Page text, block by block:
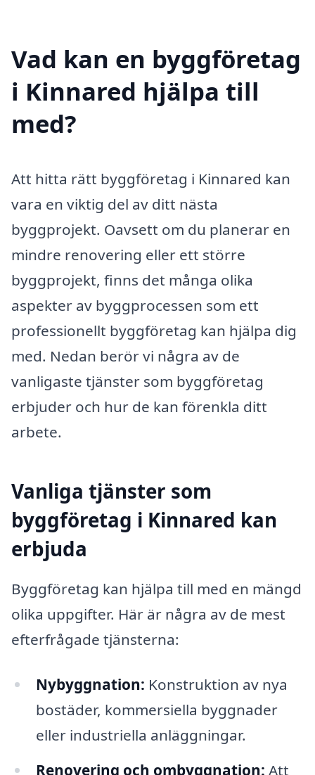
Vad kan en byggföretag
i Kinnared hjälpa till
med?
Att hitta rätt byggföretag i Kinnared kan
vara en viktig del av ditt nästa
byggprojekt. Oavsett om du planerar en
mindre renovering eller ett större
byggprojekt, finns det många olika
aspekter av byggprocessen som ett
professionellt byggföretag kan hjälpa dig
med. Nedan berör vi några av de
vanligaste tjänster som byggföretag
erbjuder och hur de kan förenkla ditt
arbete.
Vanliga tjänster som
byggföretag i Kinnared kan
erbjuda
Byggföretag kan hjälpa till med en mängd
olika uppgifter. Här är några av de mest
efterfrågade tjänsterna:
Nybyggnation: Konstruktion av nya
bostäder, kommersiella byggnader
eller industriella anläggningar.
Renovering och ombyggnation: Att